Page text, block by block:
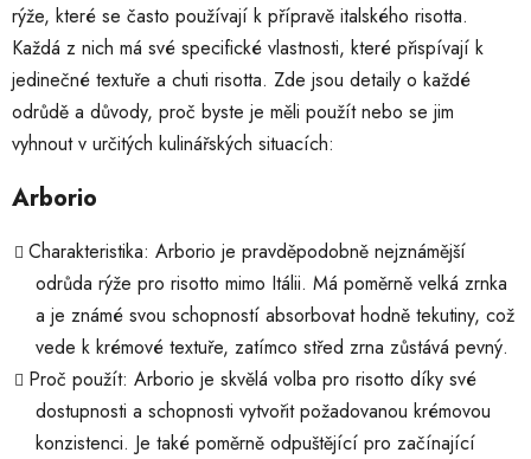
rýže, které se často používají k přípravě italského risotta.
Každá z nich má své specifické vlastnosti, které přispívají k
jedinečné textuře a chuti risotta. Zde jsou detaily o každé
odrůdě a důvody, proč byste je měli použít nebo se jim
vyhnout v určitých kulinářských situacích:
Arborio
Charakteristika: Arborio je pravděpodobně nejznámější
odrůda rýže pro risotto mimo Itálii. Má poměrně velká zrnka
a je známé svou schopností absorbovat hodně tekutiny, což
vede k krémové textuře, zatímco střed zrna zůstává pevný.
Proč použít: Arborio je skvělá volba pro risotto díky své
dostupnosti a schopnosti vytvořit požadovanou krémovou
konzistenci. Je také poměrně odpuštějící pro začínající